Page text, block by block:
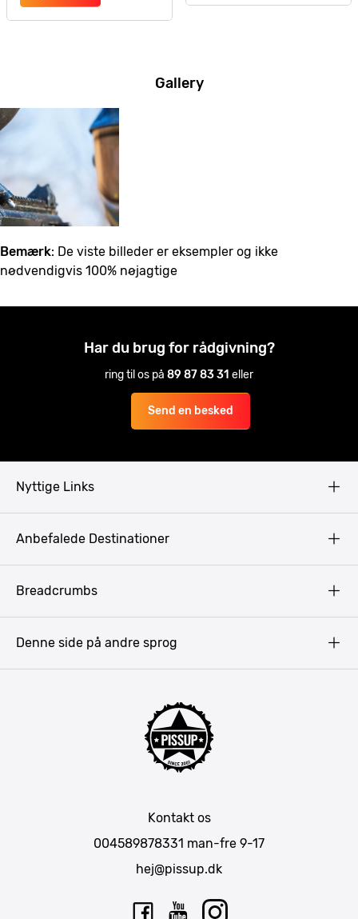
Gallery
Bemærk: De viste billeder er eksempler og ikke
nødvendigvis 100% nøjagtige
Har du brug for rådgivning?
ring til os på 89 87 83 31 eller
Send en besked
Nyttige Links
Anbefalede Destinationer
Breadcrumbs
Kontakt os
004589878331 man-fre 9-17
hej@pissup.dk
Denne side på andre sprog